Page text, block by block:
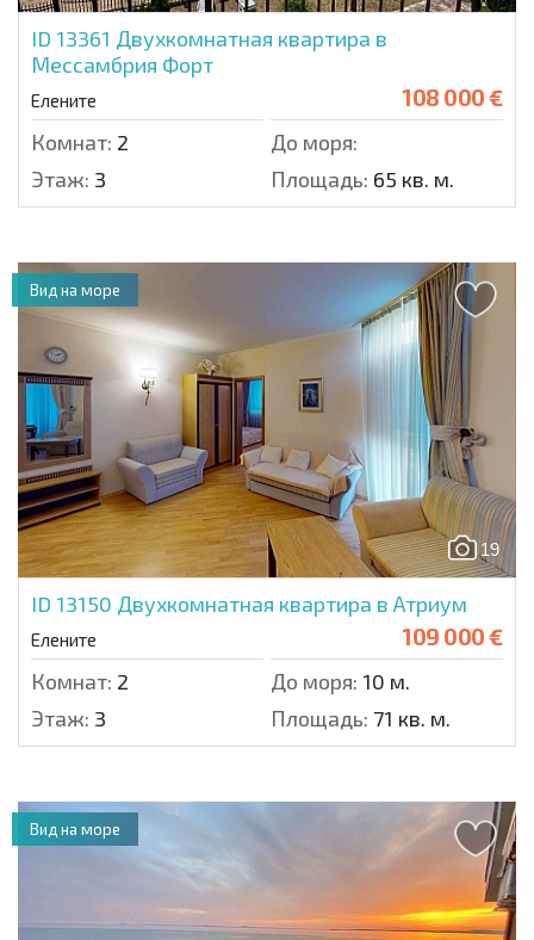
ID 13361 Двухкомнатная квартира в
Мессамбрия Форт
Елените 108 000 €
Комнат: 2
До моря:
Этаж: 3 Площадь: 65 кв. м.
19
ID 13150 Двухкомнатная квартира в Атриум
Елените 109 000 €
Комнат: 2 До моря: 10 м.
Этаж: 3 Площадь: 71 кв. м.
Вид на море
Вид на море